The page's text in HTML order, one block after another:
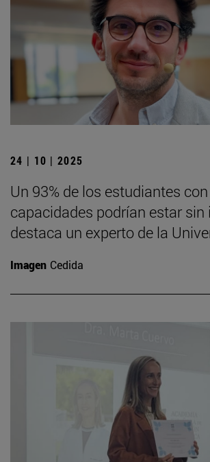
24 | 10 | 2025
Un 93% de los estudiantes
capacidades podrían estar sin
destaca un experto de la
Imagen Cedida